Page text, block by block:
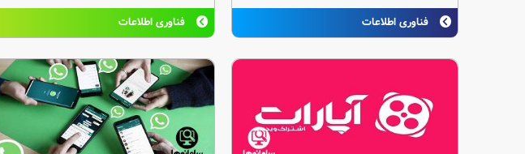
فناوری اطلاعات فناوری اطلاعات